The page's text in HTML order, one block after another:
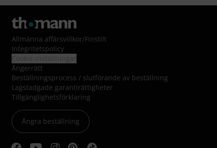
Allmänna affärsvillkor/Finstilt
Integritetspolicy
Ångerrätt
Beställningsprocess / slutförande av beställning
Lagstadgade garantirättigheter
Tillgänglighetsförklaring
Ångra beställning